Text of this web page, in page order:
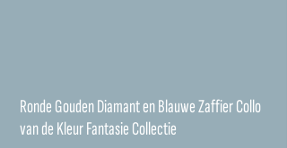
Ronde Gouden Diamant en Blauwe Zaffier Collo
van de Kleur Fantasie Collectie